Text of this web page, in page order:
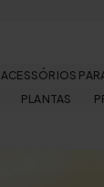
ACESSÓRIOS
PLANTAS